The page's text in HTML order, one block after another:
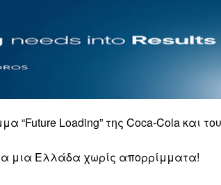
“Future Loading” της Coca-Cola και του
μια Ελλάδα χωρίς απορρίμματα!